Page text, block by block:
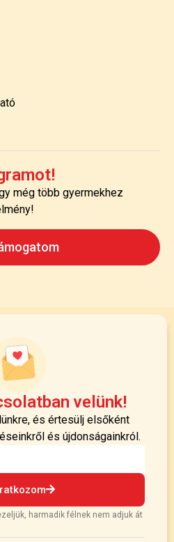
még több gyermekhez
velünk!
és értesülj elsőként
és újdonságainkról.
harmadik félnek nem adjuk át